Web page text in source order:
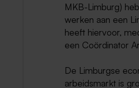
MKB-Limburg)
werken aan een
heeft hiervoor,
een Coördinator
De Limburgse
arbeidsmarkt is